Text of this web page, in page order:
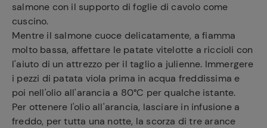
salmone con il supporto di foglie di cavolo come
cuscino.
Mentre il salmone cuoce delicatamente, a fiamma
molto bassa, affettare le patate vitelotte a riccioli con
l'aiuto di un attrezzo per il taglio a julienne. Immergere
i pezzi di patata viola prima in acqua freddissima e
poi nell'olio all'arancia a 80°C per qualche istante.
Per ottenere l'olio all'arancia, lasciare in infusione a
freddo, per tutta una notte, la scorza di tre arance
Ricette
preferite